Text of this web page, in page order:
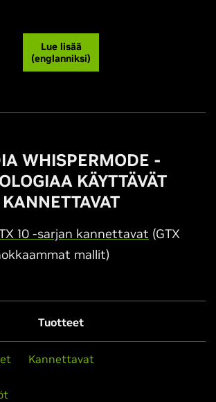
Lue lisää
(englanniksi)
WHISPERMODE -
KÄYTTÄVÄT
KANNETTAVAT
10 -sarjan kannettavat (GTX
mallit)
Tuotteet
Kannettavat